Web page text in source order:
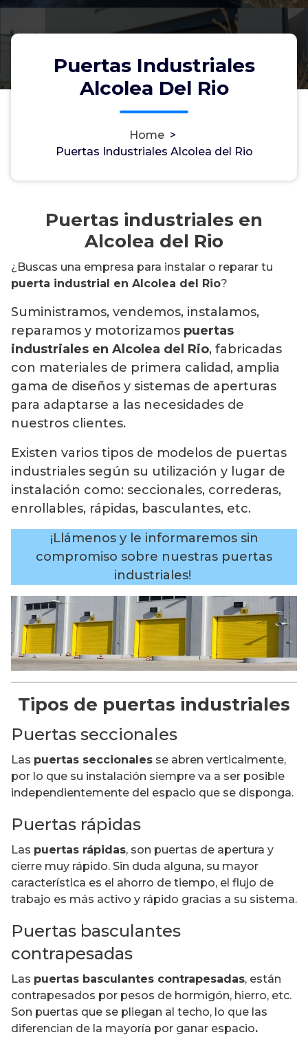
Puertas Industriales
Alcolea Del Rio
Home >
Puertas Industriales Alcolea del Rio
Puertas industriales en
Alcolea del Rio
¿Buscas una empresa para instalar o reparar tu
puerta industrial en Alcolea del Rio?
Suministramos, vendemos, instalamos,
reparamos y motorizamos puertas
industriales en Alcolea del Rio, fabricadas
con materiales de primera calidad, amplia
gama de diseños y sistemas de aperturas
para adaptarse a las necesidades de
nuestros clientes.
Existen varios tipos de modelos de puertas
industriales según su utilización y lugar de
instalación como: seccionales, correderas,
enrollables, rápidas, basculantes, etc.
¡Llámenos y le informaremos sin
compromiso sobre nuestras puertas
industriales!
Tipos de puertas industriales
Puertas seccionales
Las puertas seccionales se abren verticalmente,
por lo que su instalación siempre va a ser posible
independientemente del espacio que se disponga.
Puertas rápidas
Las puertas rápidas, son puertas de apertura y
cierre muy rápido. Sin duda alguna, su mayor
característica es el ahorro de tiempo, el flujo de
trabajo es más activo y rápido gracias a su sistema.
Puertas basculantes
contrapesadas
Las puertas basculantes contrapesadas, están
contrapesados por pesos de hormigón, hierro, etc.
Son puertas que se pliegan al techo, lo que las
diferencian de la mayoría por ganar espacio.